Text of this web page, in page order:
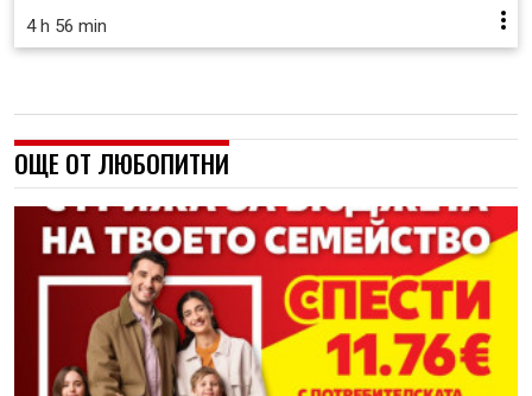
4 h 56 min
ОЩЕ ОТ ЛЮБОПИТНИ